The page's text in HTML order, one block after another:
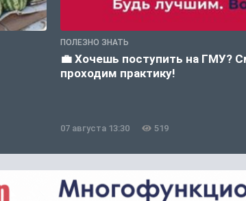
ПОЛЕЗНО ЗНАТЬ
💼 Хочешь поступить на ГМУ?
проходим практику!
07 августа 13:30 519